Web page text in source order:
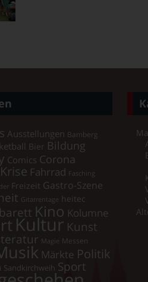
Ausstellungen Bamberg
Bier Bildung
Comics Corona
Fahrrad Fasching
Freizeit Gastro-Szene
Gitarrentage heitec
Kino Kolumne
Kultur Kunst
Magie Messen
Märkte Politik
Sandkirchweih Sport